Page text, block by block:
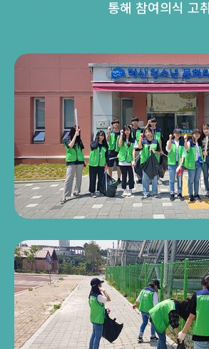
통해 참여의식 고취